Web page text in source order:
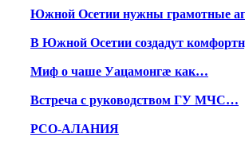
Южной Осетии нужны грамотные
В Южной Осетии создадут
Миф о чаше Уацамонгæ как…
Встреча с руководством ГУ МЧС…
РСО-АЛАНИЯ